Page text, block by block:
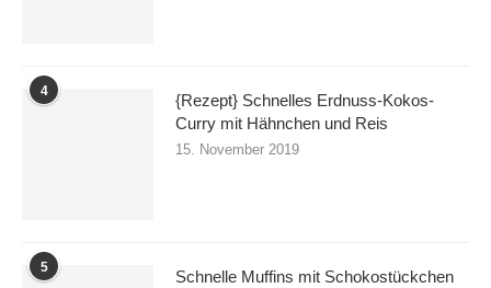
4
{Rezept} Schnelles Erdnuss-Kokos-
Curry mit Hähnchen und Reis
15. November 2019
5
Schnelle Muffins mit Schokostückchen